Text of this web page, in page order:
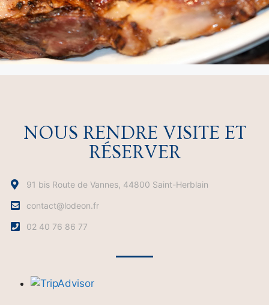
NOUS RENDRE VISITE ET
RÉSERVER
91 bis Route de Vannes, 44800 Saint-Herblain
contact@lodeon.fr
02 40 76 86 77